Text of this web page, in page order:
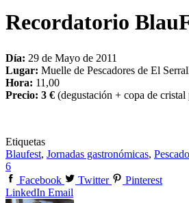
Recordatorio
Día: 29 de Mayo de 2011
Lugar: Muelle de Pescadores de El
Hora: 11,00
Precio: 3 € (degustación + copa de
Etiquetas
Blaufest, Jornadas gastronómicas,
6
Facebook
Twitter
Pinterest
LinkedIn Email